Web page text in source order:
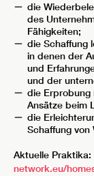
die
des
Fähigkeiten;
die Schaffung
in denen der
und
und der
die Erprobung
Ansätze beim
die
Schaffung von
Aktuelle
network.eu/